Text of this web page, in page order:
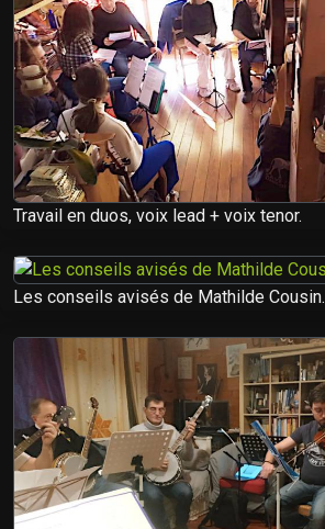
Travail en duos, voix lead + voix tenor.
Les conseils avisés de Mathilde Cousin.